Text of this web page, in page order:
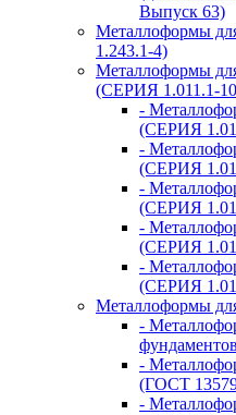
Выпуск 63)
Металлоформы
1.243.1-4)
Металлоформы
(СЕРИЯ 1.011.1-
-
(СЕРИЯ
-
(СЕРИЯ
-
(СЕРИЯ
-
(СЕРИЯ
-
(СЕРИЯ
Металлоформы
-
-
(ГОСТ
-